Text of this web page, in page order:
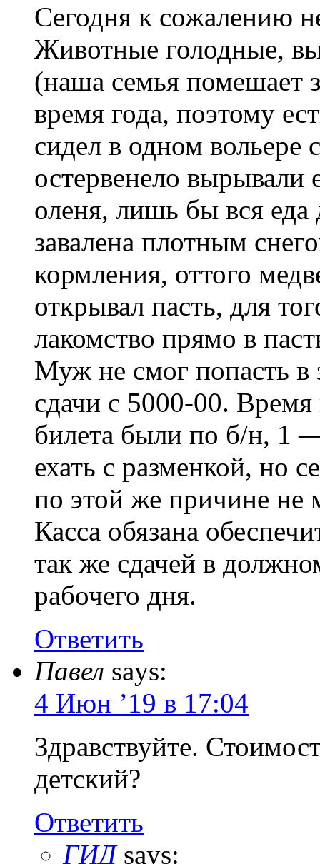
Сегодня к сожалению
Животные голодные,
(наша семья помешает
время года, поэтому
сидел в одном вольере
остервенело вырывали
оленя, лишь бы вся
завалена плотным
кормления, оттого
открывал пасть, для
лакомство прямо в
Муж не смог попасть в
сдачи с 5000-00.
билета были по б/н, 1
ехать с разменкой, но
по этой же причине не
Касса обязана
так же сдачей в
рабочего дня.
Ответить
Павел says:
4 Июн ’19 в 17:04
Здравствуйте.
детский?
Ответить
ГИД says: